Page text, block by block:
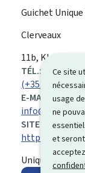
Ce site
usage
ne
et
Guichet Unique
Clerveaux
ADRESSE
:
11b, Klatzewee
TÉL.:
(+352) 92 99 36
E-MAIL:
info@gupme.lu
SITE WEB :
https://
Uniquement